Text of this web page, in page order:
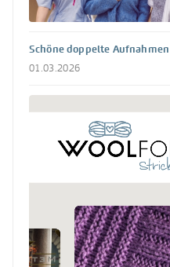
Schöne doppelte
01.03.2026